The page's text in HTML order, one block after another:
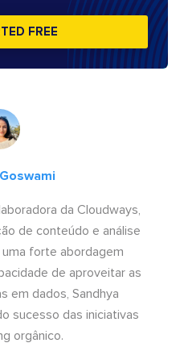
FREE
da Cloudways,
de conteúdo e análise
forte abordagem
de aproveitar as
em dados, Sandhya
sucesso das iniciativas
orgânico.